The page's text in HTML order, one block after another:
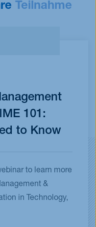
Teilnahme
101:
to Know
to learn more
&
in Technology,